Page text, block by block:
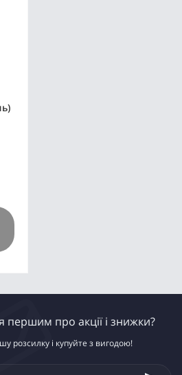
першим про акції і знижки?
розсилку і купуйте з вигодою!